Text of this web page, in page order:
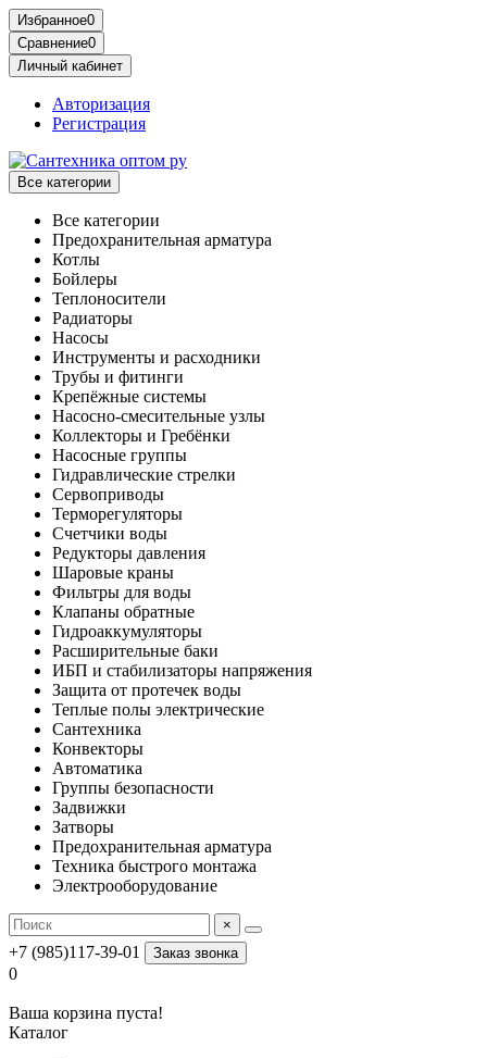
Избранное0
Сравнение0
Личный кабинет
Авторизация
Регистрация
Все категории
Все категории
Предохранительная арматура
Котлы
Бойлеры
Теплоносители
Радиаторы
Насосы
Инструменты и расходники
Трубы и фитинги
Крепёжные системы
Насосно-смесительные узлы
Коллекторы и Гребёнки
Насосные группы
Гидравлические стрелки
Сервоприводы
Терморегуляторы
Счетчики воды
Редукторы давления
Шаровые краны
Фильтры для воды
Клапаны обратные
Гидроаккумуляторы
Расширительные баки
ИБП и стабилизаторы напряжения
Защита от протечек воды
Теплые полы электрические
Сантехника
Конвекторы
Автоматика
Группы безопасности
Задвижки
Затворы
Предохранительная арматура
Техника быстрого монтажа
Электрооборудование
×
+7 (985)117-39-01 Заказ звонка
0
Ваша корзина пуста!
Каталог